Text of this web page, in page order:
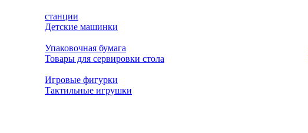
станции
Детские машинки
Упаковочная бумага
Товары для сервировки стола
Игровые фигурки
Тактильные игрушки